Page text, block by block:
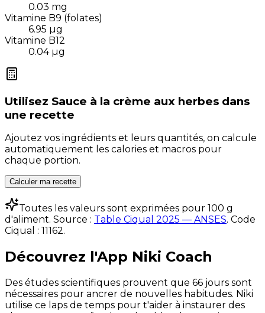
0.03 mg
Vitamine B9 (folates)
6.95 µg
Vitamine B12
0.04 µg
Utilisez Sauce à la crème aux herbes dans
une recette
Ajoutez vos ingrédients et leurs quantités, on calcule
automatiquement les calories et macros pour
chaque portion.
Calculer ma recette
Toutes les valeurs sont exprimées pour 100 g
d'aliment. Source : Table Ciqual 2025 — ANSES. Code
Ciqual : 11162.
Découvrez l'App Niki Coach
Des études scientifiques prouvent que 66 jours sont
nécessaires pour ancrer de nouvelles habitudes. Niki
utilise ce laps de temps pour t'aider à instaurer des